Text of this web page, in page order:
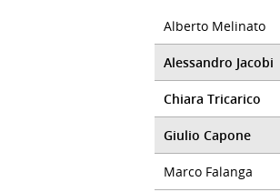
Alberto Melinato
Alessandro Jacobi
Chiara Tricarico
Giulio Capone
Marco Falanga